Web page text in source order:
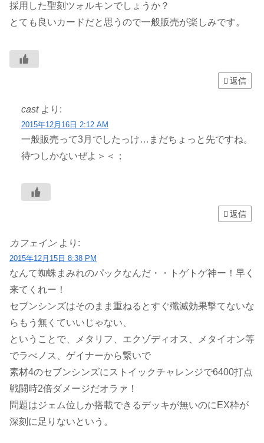
採用した聖刻ツォルキンでしょうか？
とても良いカードだと思うので一般販売が楽しみです。
返信
cast より:
2015年12月16日 2:12 AM
一般販売って3月でしたっけ…まだちょっと先ですね。
待つしかないぜよ＞＜；
返信
カフェイン より:
2015年12月15日 8:38 PM
なんて蜘蛛まみれのパックなんだ・・トゲトゲ神ー！早く
来てくれー！
セブンシンズはそのまま重ねるとすぐ殲滅効果撃てないな
らもう無くていいじゃない、
ということで、メタリフ、エクゾディオス、メタイオン等
でラべノス、ゲイナーから繋いで
素材4のセブンシンズにストイックチャレンジで6400打点
戦闘時2倍ダメージだオラァ！
問題はジェム位しか搭載できるデッキが無いのにEX枠が
深刻に足りないという。